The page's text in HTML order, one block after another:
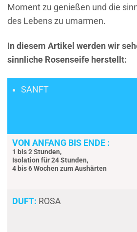
Moment zu genießen und die
des Lebens zu umarmen.
In diesem Artikel werden wir
sinnliche Rosenseife herstellt:
SANFT
VON ANFANG BIS ENDE :
1 bis 2 Stunden,
Isolation für 24 Stunden,
4 bis 6 Wochen zum Aushärten
DUFT: ROSA